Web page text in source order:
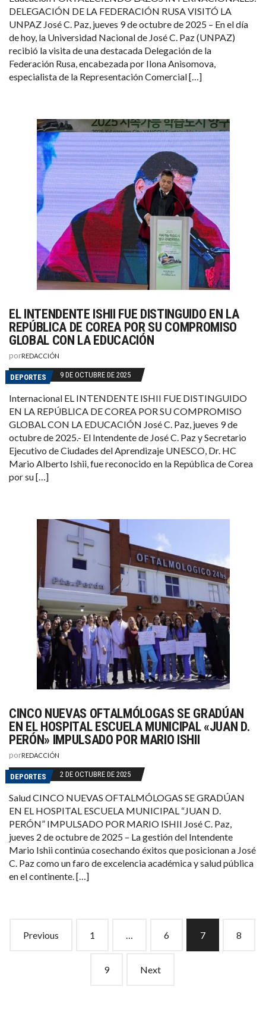
DELEGACIÓN DE LA FEDERACIÓN RUSA VISITÓ LA
UNPAZ José C. Paz, jueves 9 de octubre de 2025 – En el día
de hoy, la Universidad Nacional de José C. Paz (UNPAZ)
recibió la visita de una destacada Delegación de la
Federación Rusa, encabezada por Ilona Anisomova,
especialista de la Representación Comercial […]
EL INTENDENTE ISHII FUE DISTINGUIDO EN LA
REPÚBLICA DE COREA POR SU COMPROMISO
GLOBAL CON LA EDUCACIÓN
porREDACCIÓN
DEPORTES 9 DE OCTUBRE DE 2025
Internacional EL INTENDENTE ISHII FUE DISTINGUIDO
EN LA REPÚBLICA DE COREA POR SU COMPROMISO
GLOBAL CON LA EDUCACIÓN José C. Paz, jueves 9 de
octubre de 2025.- El Intendente de José C. Paz y Secretario
Ejecutivo de Ciudades del Aprendizaje UNESCO, Dr. HC
Mario Alberto Ishii, fue reconocido en la República de Corea
por su […]
CINCO NUEVAS OFTALMÓLOGAS SE GRADÚAN
EN EL HOSPITAL ESCUELA MUNICIPAL «JUAN D.
PERÓN» IMPULSADO POR MARIO ISHII
porREDACCIÓN
DEPORTES 2 DE OCTUBRE DE 2025
Salud CINCO NUEVAS OFTALMÓLOGAS SE GRADÚAN
EN EL HOSPITAL ESCUELA MUNICIPAL “JUAN D.
PERÓN” IMPULSADO POR MARIO ISHII José C. Paz,
jueves 2 de octubre de 2025 – La gestión del Intendente
Mario Ishii continúa cosechando éxitos que posicionan a José
C. Paz como un faro de excelencia académica y salud pública
en el continente. […]
Posts
Previous 1 … 6 7 8
9 Next